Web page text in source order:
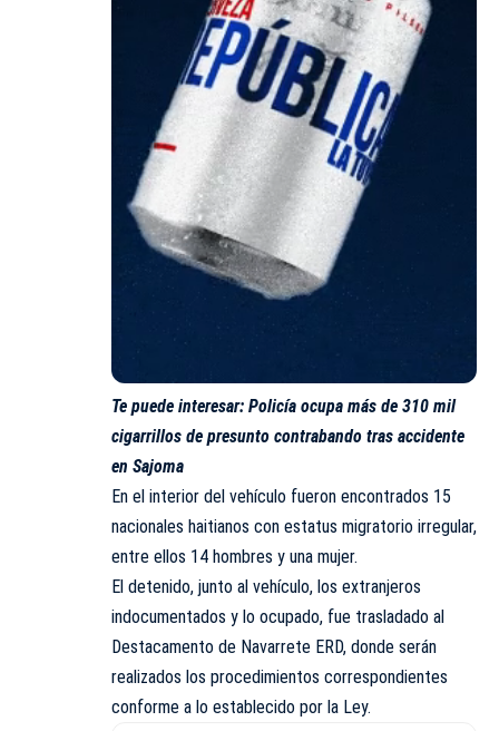
Te puede interesar: Policía ocupa más de 310 mil
cigarrillos de presunto contrabando tras accidente
en Sajoma
En el interior del vehículo fueron encontrados 15
nacionales haitianos con estatus migratorio irregular,
entre ellos 14 hombres y una mujer.
El detenido, junto al vehículo, los extranjeros
indocumentados y lo ocupado, fue trasladado al
Destacamento de Navarrete ERD, donde serán
realizados los procedimientos correspondientes
conforme a lo establecido por la Ley.